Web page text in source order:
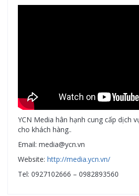
YCN Media hân hạnh cung cấp dịch
cho khách hàng..
Email: media@ycn.vn
Website: http://media.ycn.vn/
Tel: 0927102666 – 0982893560